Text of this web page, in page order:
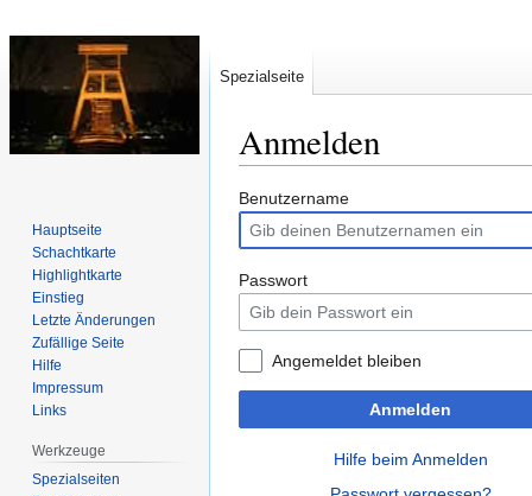
Anmelden
Zur
Navigation
springen
Zur
Suche
springen
Benutzername
Passwort
Angemeldet bleiben
Anmelden
Hilfe beim Anmelden
Spezialseite
Hauptseite
Schachtkarte
Highlightkarte
Einstieg
Letzte Änderungen
Zufällige Seite
Hilfe
Impressum
Links
Werkzeuge
Spezialseiten